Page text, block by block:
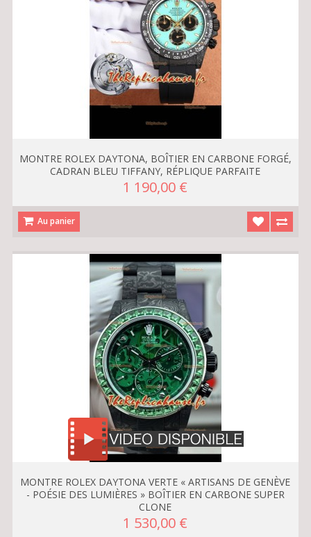
MONTRE ROLEX DAYTONA, BOÎTIER EN CARBONE FORGÉ,
CADRAN BLEU TIFFANY, RÉPLIQUE PARFAITE
1 190,00 €
Au panier
MONTRE ROLEX DAYTONA VERTE « ARTISANS DE GENÈVE
- POÉSIE DES LUMIÈRES » BOÎTIER EN CARBONE SUPER
CLONE
1 530,00 €